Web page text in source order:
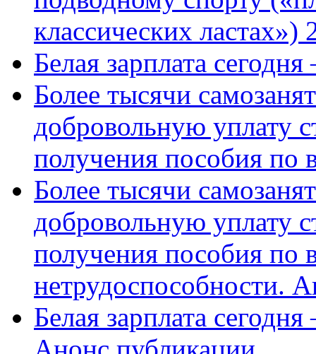
классических ластах»)
Белая зарплата
Более тысячи
добровольную уплату
получения пособия по
Более тысячи
добровольную уплату
получения пособия по
нетрудоспособности.
Белая зарплата